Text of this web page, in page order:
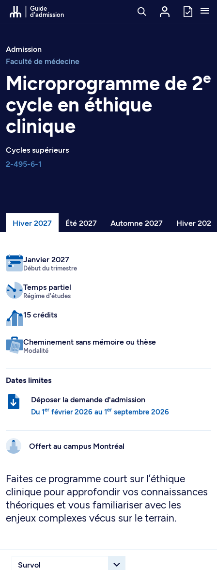
Passer au contenu
Guide
d'admission
Admission
Faculté de médecine
Microprogramme de 2e
cycle en éthique
clinique
Cycles supérieurs
2-495-6-1
Hiver 2027 Été 2027 Automne 2027 Hiver 2028
Janvier 2027
Début du trimestre
Temps partiel
Régime d'études
15 crédits
Cheminement sans mémoire ou thèse
Modalité
Dates limites
Déposer la demande d'admission
Du 1er février 2026 au 1er septembre 2026
Offert au campus Montréal
Faites ce programme court sur l’éthique
clinique pour approfondir vos connaissances
théoriques et vous familiariser avec les
enjeux complexes vécus sur le terrain.